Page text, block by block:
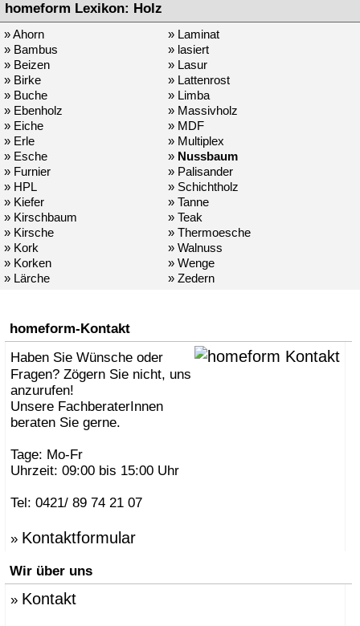
homeform Lexikon: Holz
» Ahorn
» Bambus
» Beizen
» Birke
» Buche
» Ebenholz
» Eiche
» Erle
» Esche
» Furnier
» HPL
» Kiefer
» Kirschbaum
» Kirsche
» Kork
» Korken
» Lärche
» Laminat
» lasiert
» Lasur
» Lattenrost
» Limba
» Massivholz
» MDF
» Multiplex
» Nussbaum
» Palisander
» Schichtholz
» Tanne
» Teak
» Thermoesche
» Walnuss
» Wenge
» Zedern
homeform-Kontakt
Haben Sie Wünsche oder
Fragen? Zögern Sie nicht, uns
anzurufen!
Unsere FachberaterInnen
beraten Sie gerne.
Tage: Mo-Fr
Uhrzeit: 09:00 bis 15:00 Uhr
Tel: 0421/ 89 74 21 07
» Kontaktformular
Wir über uns
» Kontakt